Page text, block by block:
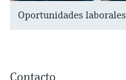
Oportunidades laborales
Contacto